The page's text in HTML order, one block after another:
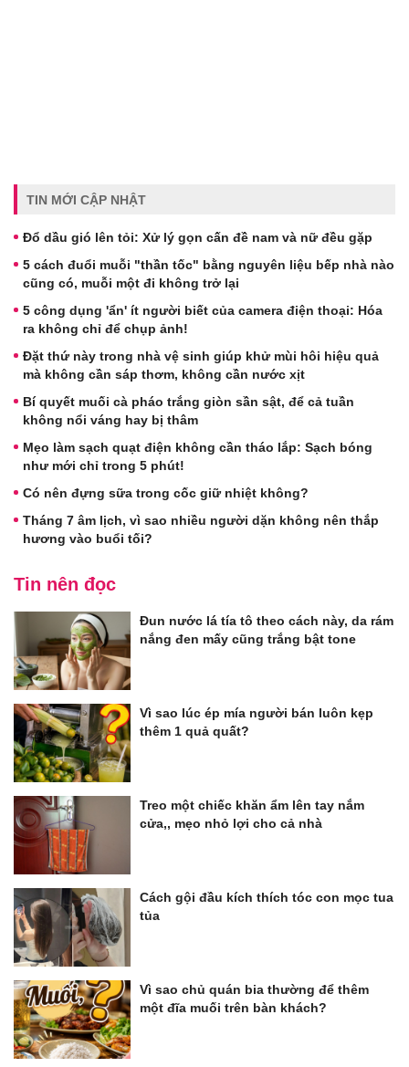
TIN MỚI CẬP NHẬT
Đổ dầu gió lên tỏi: Xử lý gọn cấn đề nam và nữ đều gặp
5 cách đuổi muỗi "thần tốc" bằng nguyên liệu bếp nhà nào
cũng có, muỗi một đi không trở lại
5 công dụng 'ẩn' ít người biết của camera điện thoại: Hóa
ra không chỉ để chụp ảnh!
Đặt thứ này trong nhà vệ sinh giúp khử mùi hôi hiệu quả
mà không cần sáp thơm, không cần nước xịt
Bí quyết muối cà pháo trắng giòn sần sật, để cả tuần
không nổi váng hay bị thâm
Mẹo làm sạch quạt điện không cần tháo lắp: Sạch bóng
như mới chỉ trong 5 phút!
Có nên đựng sữa trong cốc giữ nhiệt không?
Tháng 7 âm lịch, vì sao nhiều người dặn không nên thắp
hương vào buổi tối?
Tin nên đọc
Đun nước lá tía tô theo cách này, da rám
nắng đen mấy cũng trắng bật tone
Vì sao lúc ép mía người bán luôn kẹp
thêm 1 quả quất?
Treo một chiếc khăn ẩm lên tay nắm
cửa,, mẹo nhỏ lợi cho cả nhà
Cách gội đầu kích thích tóc con mọc tua
tủa
Vì sao chủ quán bia thường để thêm
một đĩa muối trên bàn khách?